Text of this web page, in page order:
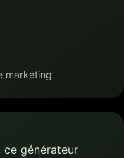
marketing
ce générateur